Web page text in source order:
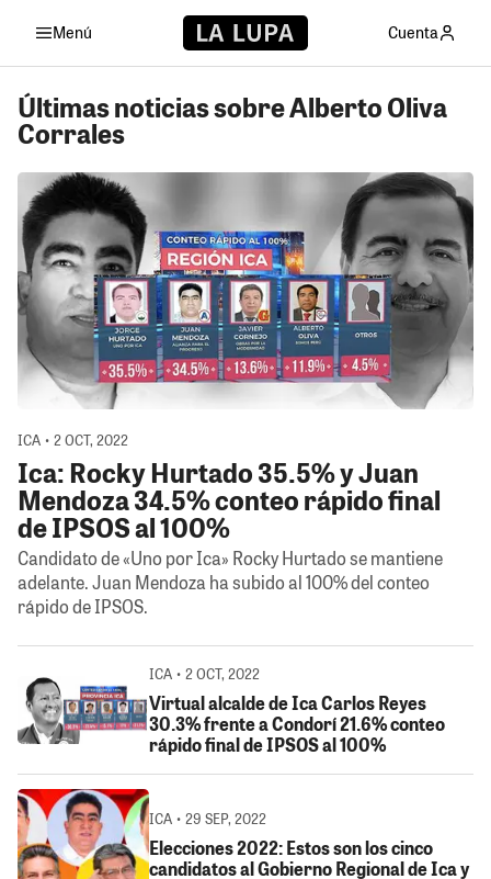
Menú Cuenta
Últimas noticias sobre Alberto Oliva
Corrales
ICA • 2 OCT, 2022
Ica: Rocky Hurtado 35.5% y Juan
Mendoza 34.5% conteo rápido final
de IPSOS al 100%
Candidato de «Uno por Ica» Rocky Hurtado se mantiene
adelante. Juan Mendoza ha subido al 100% del conteo
rápido de IPSOS.
ICA • 2 OCT, 2022
Virtual alcalde de Ica Carlos Reyes
30.3% frente a Condorí 21.6% conteo
rápido final de IPSOS al 100%
ICA • 29 SEP, 2022
Elecciones 2022: Estos son los cinco
candidatos al Gobierno Regional de Ica y